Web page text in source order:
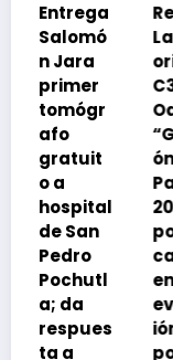
Recibe
Laborat
orio del
C3
Oaxaca
“Galard
ón Rey
Pacal
2025”
por su
calidad
en
evaluac
ión a
policías